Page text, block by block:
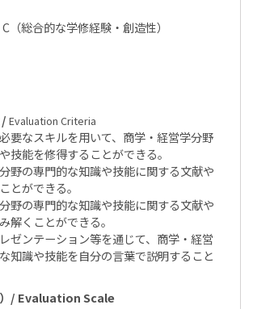
C（総合的な学修経験・創造性）
/ Evaluation Criteria
要なスキルを用いて、商学・経営学分野
技能を修得することができる。
野の専門的な知識や技能に関する文献や
とができる。
野の専門的な知識や技能に関する文献や
解くことができる。
ゼンテーション等を通じて、商学・経営
知識や技能を自分の言葉で説明すること
）/ Evaluation Scale